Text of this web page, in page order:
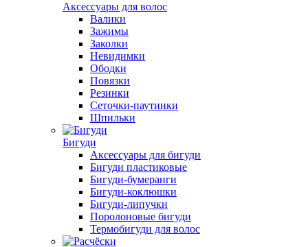
Аксессуары для волос
Валики
Зажимы
Заколки
Невидимки
Ободки
Повязки
Резинки
Сеточки-паутинки
Шпильки
Бигуди
Аксессуары для бигуди
Бигуди пластиковые
Бигуди-бумеранги
Бигуди-коклюшки
Бигуди-липучки
Поролоновые бигуди
Термобигуди для волос